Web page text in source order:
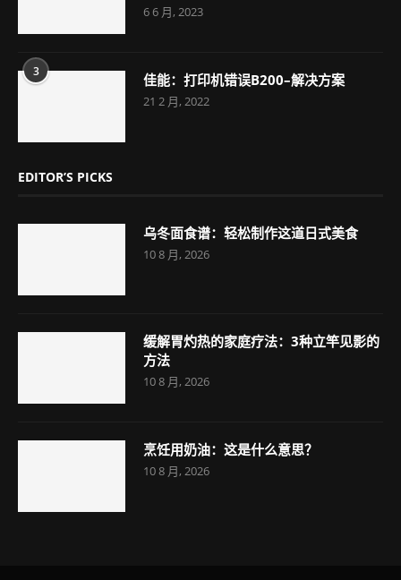
6 6 月, 2023
3 佳能：打印机错误B200–解决方案
21 2 月, 2022
EDITOR’S PICKS
乌冬面食谱：轻松制作这道日式美食
10 8 月, 2026
缓解胃灼热的家庭疗法：3种立竿见影的
方法
10 8 月, 2026
烹饪用奶油：这是什么意思？
10 8 月, 2026